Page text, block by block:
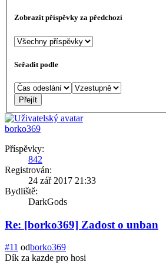
Zobrazit příspěvky za předchozí
Seřadit podle
borko369
Příspěvky:
842
Registrován:
24 zář 2017 21:33
Bydliště:
DarkGods
Re: [borko369] Zadost o unban
#11 odborko369
Dík za kazde pro hosi